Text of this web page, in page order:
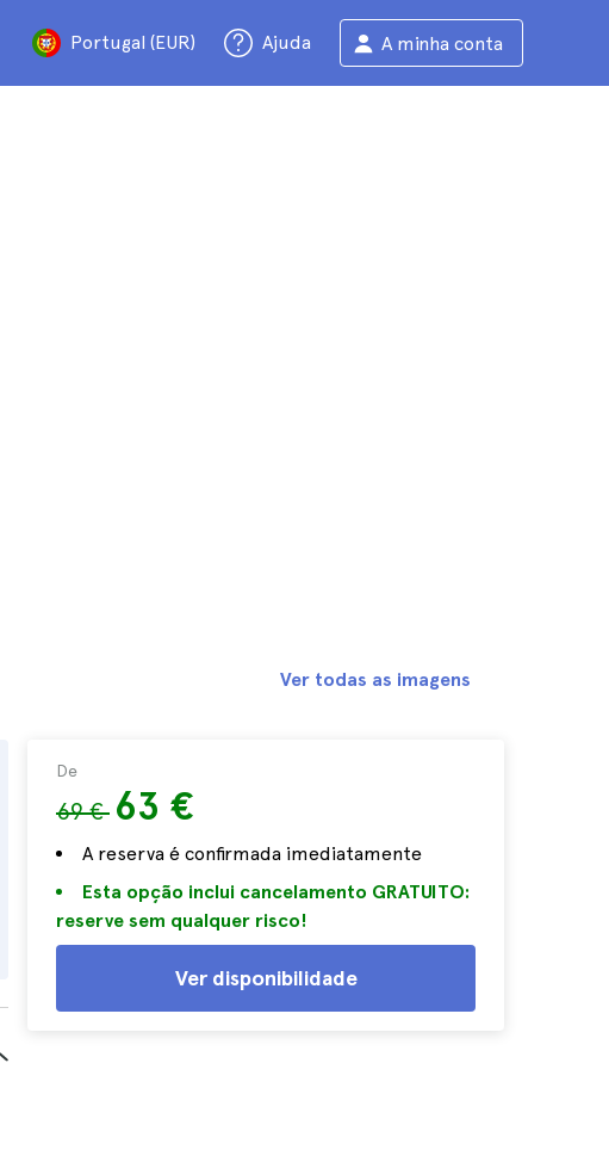
Portugal (EUR) Ajuda A minha conta
De
69 € 63 €
A reserva é confirmada imediatamente
Esta opção inclui cancelamento GRATUITO:
reserve sem qualquer risco!
Ver disponibilidade
Ver todas as imagens